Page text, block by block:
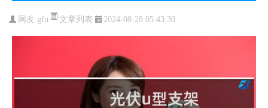
网友:gfu 文章列表 2024-08-28 05:43:30